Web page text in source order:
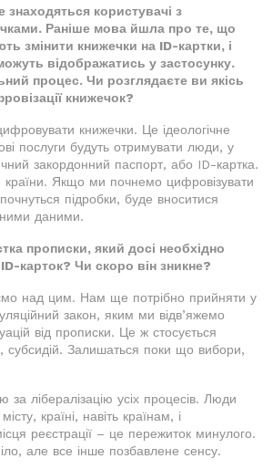
користувачі з
Раніше мова йшла про те, що
змінити книжечки на ID-картки, і
відображатись у застосунку.
процес. Чи розглядаєте ви якісь
книжечок?
книжечки. Це ідеологічне
послуги будуть отримувати люди, у
закордонний паспорт, або ID-картка.
країни. Якщо ми почнемо цифровізувати
підробки, буде вноситися
даними.
прописки, який досі необхідно
карток? Чи скоро він зникне?
над цим. Нам ще потрібно прийняти у
закон, яким ми відв’яжемо
від прописки. Це ж стосується
субсидій. Залишаться поки що вибори,
за лібералізацію усіх процесів. Люди
країні, навіть країнам, і
реєстрації – це пережиток минулого.
але все інше позбавлене сенсу.